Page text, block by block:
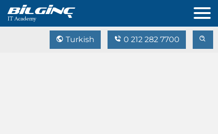
Turkish 0 212 282 7700